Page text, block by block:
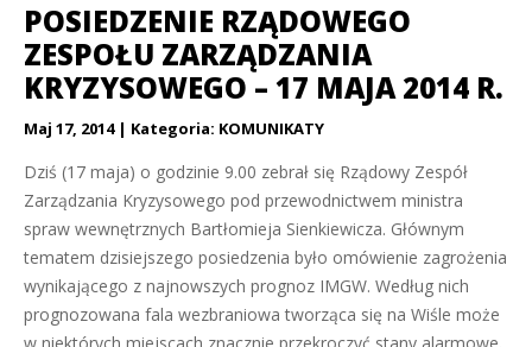
POSIEDZENIE RZĄDOWEGO
ZESPOŁU ZARZĄDZANIA
KRYZYSOWEGO – 17 MAJA 2014 R.
Maj 17, 2014 Kategoria: KOMUNIKATY
Dziś (17 maja) o godzinie 9.00 zebrał się Rządowy Zespół
Zarządzania Kryzysowego pod przewodnictwem ministra
spraw wewnętrznych Bartłomieja Sienkiewicza. Głównym
tematem dzisiejszego posiedzenia było omówienie zagrożenia
wynikającego z najnowszych prognoz IMGW. Według nich
prognozowana fala wezbraniowa tworząca się na Wiśle może